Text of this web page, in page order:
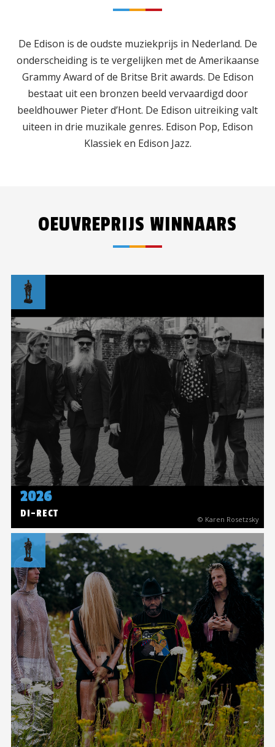
De Edison is de oudste muziekprijs in Nederland. De
onderscheiding is te vergelijken met de Amerikaanse
Grammy Award of de Britse Brit awards. De Edison
bestaat uit een bronzen beeld vervaardigd door
beeldhouwer Pieter d’Hont. De Edison uitreiking valt
uiteen in drie muzikale genres. Edison Pop, Edison
Klassiek en Edison Jazz.
OEUVREPRIJS WINNAARS
© Karen Rosetzsky
2026
DI-RECT